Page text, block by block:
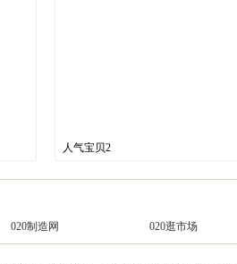
人气宝贝2
020制造网 020逛市场